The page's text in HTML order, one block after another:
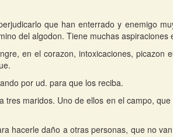
que han enterrado y enemigo
del algodon. Tiene muchas aspiraciones
en el corazon, intoxicaciones, picazon
por ud. para que los reciba.
tres maridos. Uno de ellos en el campo,
hacerle daño a otras personas, que no